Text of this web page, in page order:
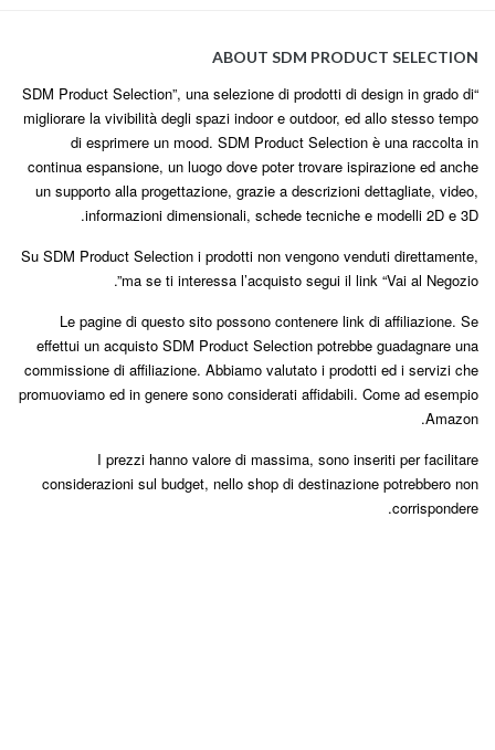
ABOUT SDM PRODUCT SELECTION
“SDM Product Selection”, una selezione di prodotti di design in grado di
migliorare la vivibilità degli spazi indoor e outdoor, ed allo stesso tempo
di esprimere un mood. SDM Product Selection è una raccolta in
continua espansione, un luogo dove poter trovare ispirazione ed anche
un supporto alla progettazione, grazie a descrizioni dettagliate, video,
informazioni dimensionali, schede tecniche e modelli 2D e 3D.
Su SDM Product Selection i prodotti non vengono venduti direttamente,
ma se ti interessa l’acquisto segui il link “Vai al Negozio”.
Le pagine di questo sito possono contenere link di affiliazione. Se
effettui un acquisto SDM Product Selection potrebbe guadagnare una
commissione di affiliazione. Abbiamo valutato i prodotti ed i servizi che
promuoviamo ed in genere sono considerati affidabili. Come ad esempio
Amazon.
I prezzi hanno valore di massima, sono inseriti per facilitare
considerazioni sul budget, nello shop di destinazione potrebbero non
corrispondere.